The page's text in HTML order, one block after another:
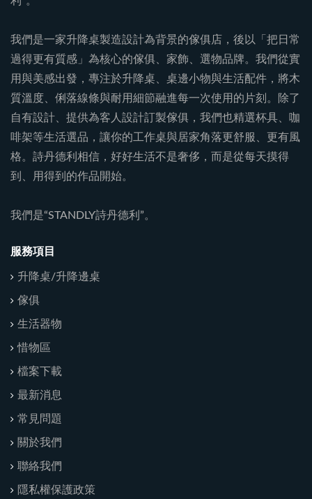
我們是一家升降桌製造設計為背景的傢俱店，後以「把日常
過得更有質感」為核心的傢俱、家飾、選物品牌。我們從實
用與美感出發，專注於升降桌、桌邊小物與生活配件，將木
質溫度、俐落線條與耐用細節融進每一次使用的片刻。除了
自有設計、提供為客人設計訂製傢俱，我們也精選杯具、咖
啡架等生活選品，讓你的工作桌與居家角落更舒服、更有風
格。詩丹德利相信，好好生活不是奢侈，而是從每天摸得
到、用得到的作品開始。
我們是“STANDLY詩丹德利”。
服務項目
升降桌/升降邊桌
傢俱
生活器物
惜物區
檔案下載
最新消息
常見問題
關於我們
聯絡我們
隱私權保護政策